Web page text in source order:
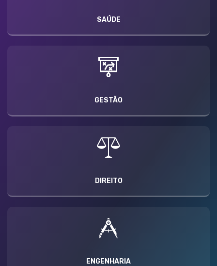
SAÚDE
GESTÃO
DIREITO
ENGENHARIA